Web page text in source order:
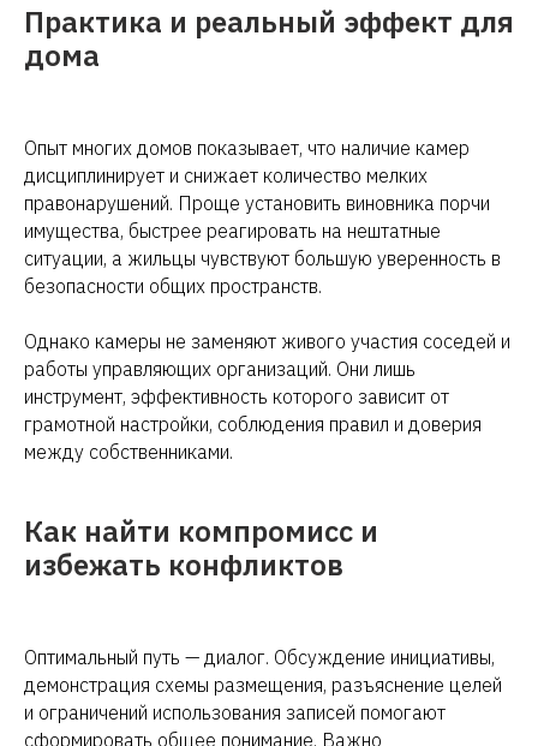
Практика и реальный эффект для
дома
Опыт многих домов показывает, что наличие камер
дисциплинирует и снижает количество мелких
правонарушений. Проще установить виновника порчи
имущества, быстрее реагировать на нештатные
ситуации, а жильцы чувствуют большую уверенность в
безопасности общих пространств.
Однако камеры не заменяют живого участия соседей и
работы управляющих организаций. Они лишь
инструмент, эффективность которого зависит от
грамотной настройки, соблюдения правил и доверия
между собственниками.
Как найти компромисс и
избежать конфликтов
Оптимальный путь — диалог. Обсуждение инициативы,
демонстрация схемы размещения, разъяснение целей
и ограничений использования записей помогают
сформировать общее понимание. Важно